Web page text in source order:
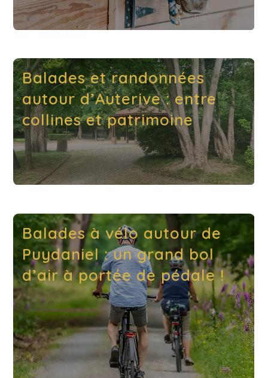
Balades et randonnées
autour d’Auterive : entre
collines et patrimoine
Balades à vélo autour de
Puydaniel : un grand bol
d’air à portée de pédale !